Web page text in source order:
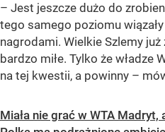
– Jest jeszcze dużo do
tego samego poziomu
nagrodami. Wielkie Szlemy już
bardzo miłe. Tylko że władze
na tej kwestii, a powinny –
Miała nie grać w WTA